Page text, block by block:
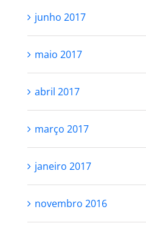
junho 2017
maio 2017
abril 2017
março 2017
janeiro 2017
novembro 2016